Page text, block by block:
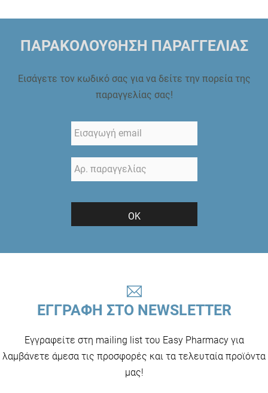
ΠΑΡΑΚΟΛΟΥΘΗΣΗ ΠΑΡΑΓΓΕΛΙΑΣ
Εισάγετε τον κωδικό σας για να δείτε την πορεία της
παραγγελίας σας!
ΟΚ
ΕΓΓΡΑΦΗ ΣΤΟ NEWSLETTER
Εγγραφείτε στη mailing list του Easy Pharmacy για
λαμβάνετε άμεσα τις προσφορές και τα τελευταία προϊόντα
μας!